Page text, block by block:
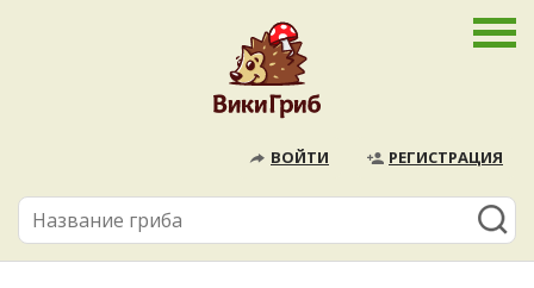
ВОЙТИ РЕГИСТРАЦИЯ